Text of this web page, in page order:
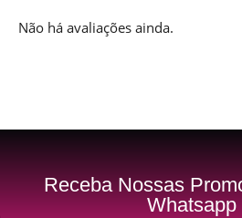
Não há avaliações ainda.
Receba Nossas
Whatsapp